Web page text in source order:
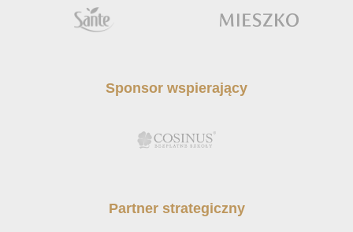
Sponsor wspierający
Partner strategiczny